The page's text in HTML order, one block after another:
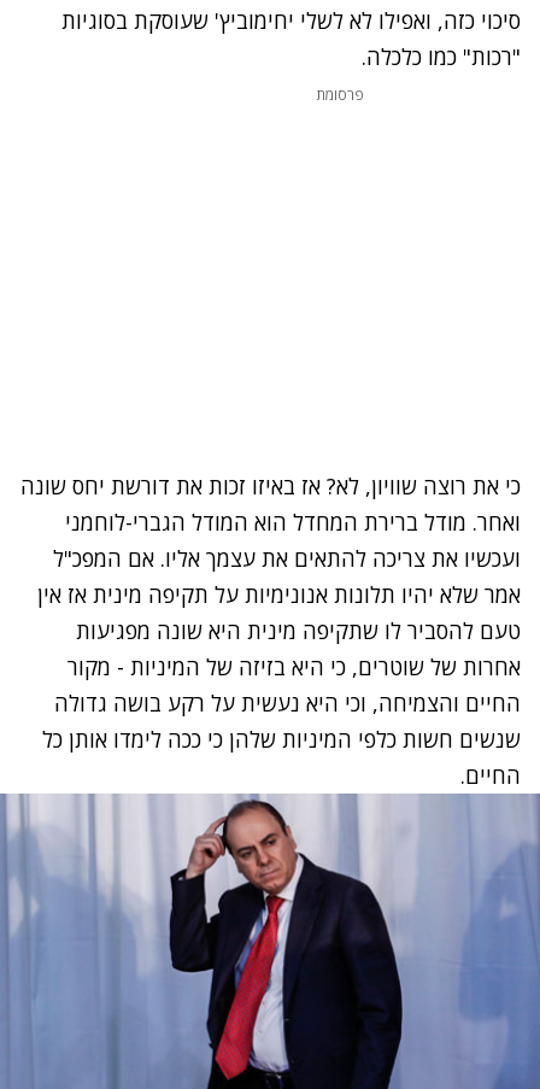
סיכוי כזה, ואפילו לא לשלי יחימוביץ' שעוסקת בסוגיות
"רכות" כמו כלכלה.
פרסומת
כי את רוצה שוויון, לא? אז באיזו זכות את דורשת יחס שונה
ואחר. מודל ברירת המחדל הוא המודל הגברי-לוחמני
ועכשיו את צריכה להתאים את עצמך אליו. אם המפכ"ל
אמר שלא יהיו תלונות אנונימיות על תקיפה מינית אז אין
טעם להסביר לו שתקיפה מינית היא שונה מפגיעות
אחרות של שוטרים, כי היא בזיזה של המיניות - מקור
החיים והצמיחה, וכי היא נעשית על רקע בושה גדולה
שנשים חשות כלפי המיניות שלהן כי ככה לימדו אותן כל
החיים.